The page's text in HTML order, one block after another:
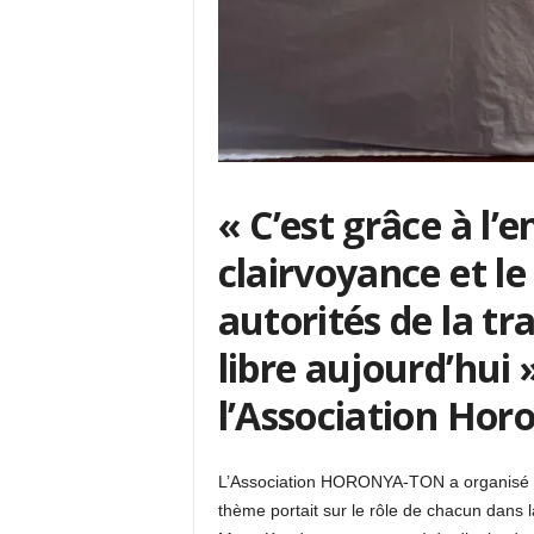
« C’est grâce à
clairvoyance et
autorités de la
libre aujourd’hui
l’Association
L’Association HORONYA-TON a
thème portait sur le rôle de chacun dans